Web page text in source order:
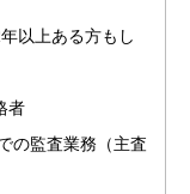
以上ある方もし
者
の監査業務（主査